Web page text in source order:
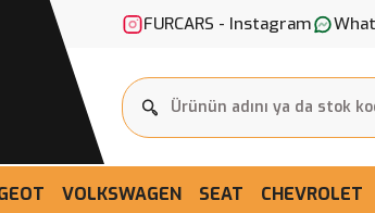
FURCARS - Instagram
VOLKSWAGEN SEAT CHEVROLET